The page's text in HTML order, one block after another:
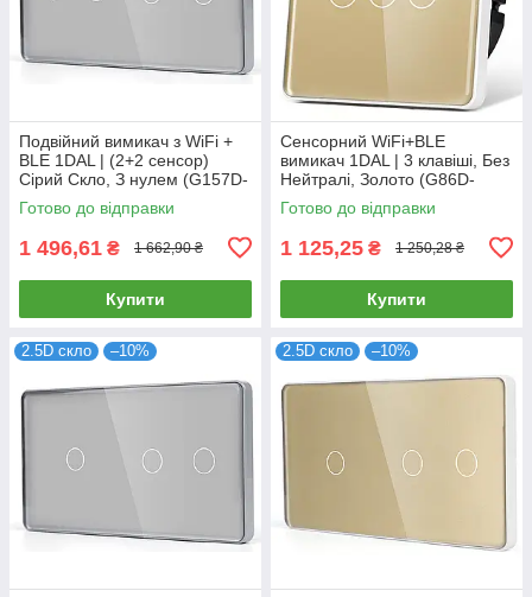
Подвійний вимикач з WiFi +
BLE 1DAL | (2+2 сенсор)
Сірий Скло, З нулем (G157D-
SW2GX2.WF.GR)
Готово до відправки
1 496,61 ₴ 1 662,90 ₴
Купити
Сенсорний WiFi+BLE
вимикач 1DAL | 3 клавіші, Без
Нейтралі, Золото (G86D-
SW3G.WF.SL.GD)
Готово до відправки
1 125,25 ₴ 1 250,28 ₴
Купити
2.5D скло –10% 2.5D скло –10%